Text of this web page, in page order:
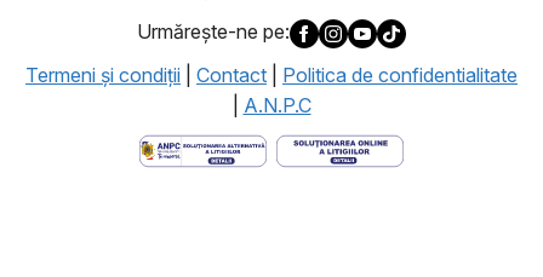
Urmăreşte-ne pe:
Termeni şi condiţii
Contact
Politica de confidentialitate
A.N.P.C